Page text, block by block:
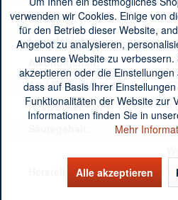
Jahrgang:
Lagerfähigkeit:
Alkoholgehalt:
Art / Bezeichnung:
Restzucker:
Hersteller / Importeur:
verwenden wir Cookies. Einige von
für den Betrieb dieser Website,
Angebot zu analysieren,
unsere Website zu
akzeptieren oder die
dass auf Basis Ihrer
Funktionalitäten der Website zur
Informationen finden Sie in
Mehr
Alle akzeptieren